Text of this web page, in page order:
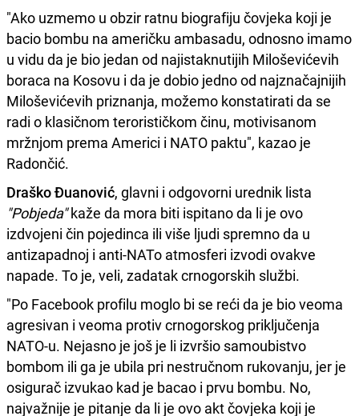
"Ako uzmemo u obzir ratnu biografiju čovjeka koji je
bacio bombu na američku ambasadu, odnosno imamo
u vidu da je bio jedan od najistaknutijih Miloševićevih
boraca na Kosovu i da je dobio jedno od najznačajnijih
Miloševićevih priznanja, možemo konstatirati da se
radi o klasičnom terorističkom činu, motivisanom
mržnjom prema Americi i NATO paktu", kazao je
Radončić.
Draško Đuanović, glavni i odgovorni urednik lista
"Pobjeda"kaže da mora biti ispitano da li je ovo
izdvojeni čin pojedinca ili više ljudi spremno da u
antizapadnoj i anti-NATo atmosferi izvodi ovakve
napade. To je, veli, zadatak crnogorskih službi.
"Po Facebook profilu moglo bi se reći da je bio veoma
agresivan i veoma protiv crnogorskog priključenja
NATO-u. Nejasno je još je li izvršio samoubistvo
bombom ili ga je ubila pri nestručnom rukovanju, jer je
osigurač izvukao kad je bacao i prvu bombu. No,
najvažnije je pitanje da li je ovo akt čovjeka koji je